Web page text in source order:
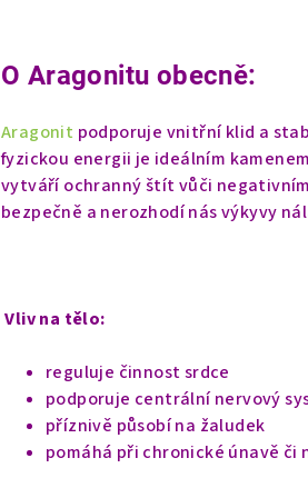
O Aragonitu obecně:
Aragonit podporuje vnitřní klid a
fyzickou energii je ideálním
vytváří ochranný štít vůči
bezpečně a nerozhodí nás výkyvy
Vliv na tělo:
reguluje činnost srdce
podporuje centrální nervový
příznivě působí na žaludek
pomáhá při chronické únavě či